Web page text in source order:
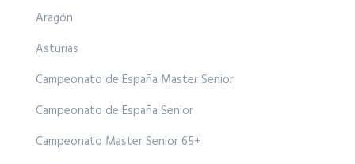
Aragón
Asturias
Campeonato de España Master Senior
Campeonato de España Senior
Campeonato Master Senior 65+